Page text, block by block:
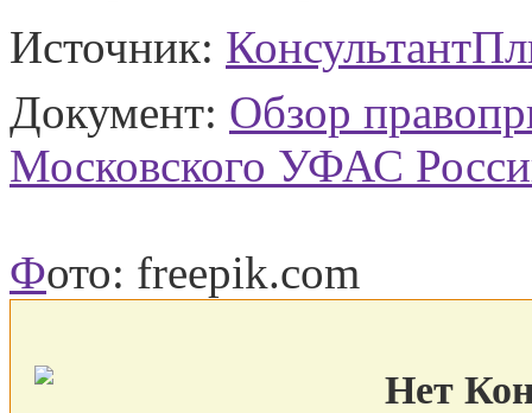
Источник:
Документ: Обзор
Московского УФАС
Фото: freepik.com
Нет